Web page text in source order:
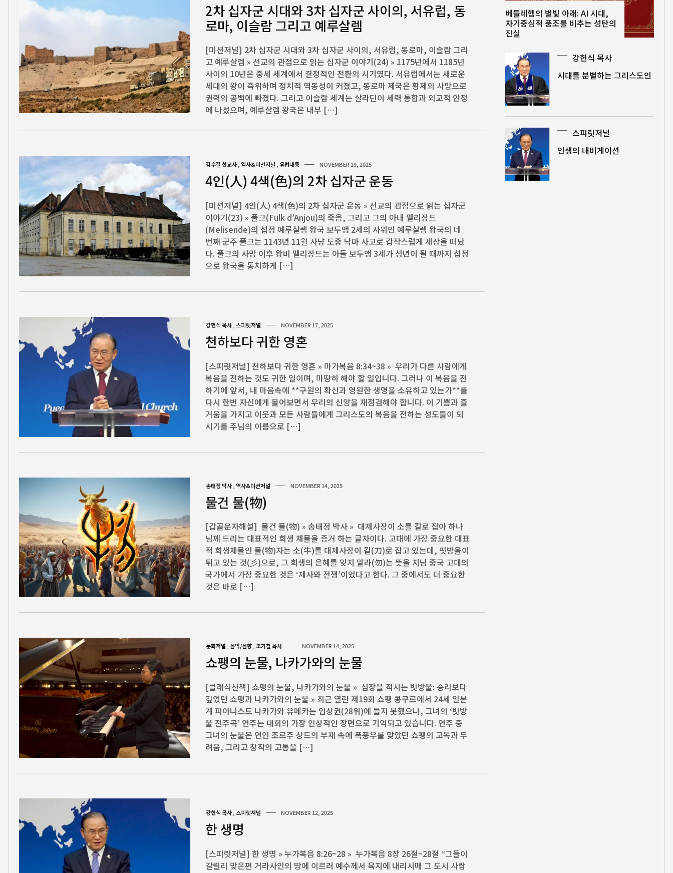
2차 십자군 시대와 3차 십자군 사이의, 서유럽, 동
로마, 이슬람 그리고 예루살렘
[미션저널] 2차 십자군 시대와 3차 십자군 사이의, 서유럽, 동로마, 이슬람 그리
고 예루살렘 » 선교의 관점으로 읽는 십자군 이야기(24) » 1175년에서 1185년
사이의 10년은 중세 세계에서 결정적인 전환의 시기였다. 서유럽에서는 새로운
세대의 왕이 즉위하며 정치적 역동성이 커졌고, 동로마 제국은 황제의 사망으로
권력의 공백에 빠졌다. 그리고 이슬람 세계는 살라딘이 세력 통합과 외교적 안정
에 나섰으며, 예루살렘 왕국은 내부 […]
김수길 선교사,역사&미션저널 ,유럽대륙 NOVEMBER 19, 2025
4인(人) 4색(色)의 2차 십자군 운동
[미션저널] 4인(人) 4색(色)의 2차 십자군 운동 » 선교의 관점으로 읽는 십자군
이야기(23) » 풀크(Fulk d’Anjou)의 죽음, 그리고 그의 아내 멜리장드
(Melisende)의 섭정 예루살렘 왕국 보두앵 2세의 사위인 예루살렘 왕국의 네
번째 군주 풀크는 1143년 11월 사냥 도중 낙마 사고로 갑작스럽게 세상을 떠났
다. 풀크의 사망 이후 왕비 멜리장드는 아들 보두앵 3세가 성년이 될 때까지 섭정
으로 왕국을 통치하게 […]
강헌식 목사 스피릿저널 NOVEMBER 17, 2025
천하보다 귀한 영혼
[스피릿저널] 천하보다 귀한 영혼 » 마가복음 8:34~38 » 우리가 다른 사람에게
복음을 전하는 것도 귀한 일이며, 마땅히 해야 할 일입니다. 그러나 이 복음을 전
하기에 앞서, 내 마음속에 **구원의 확신과 영원한 생명을 소유하고 있는가**를
다시 한번 자신에게 물어보면서 우리의 신앙을 재점검해야 합니다. 이 기쁨과 즐
거움을 가지고 이웃과 모든 사람들에게 그리스도의 복음을 전하는 성도들이 되
시기를 주님의 이름으로 […]
송태정 박사 ,역사&미션저널 NOVEMBER 14, 2025
물건 물(物)
[갑골문자해설] 물건 물(物) » 송태정 박사 » 대제사장이 소를 칼로 잡아 하나
님께 드리는 대표적인 희생 제물을 증거 하는 글자이다. 고대에 가장 중요한 대표
적 희생제물인 물(物)자는 소(牛)를 대제사장이 칼(刀)로 잡고 있는데, 핏방울이
튀고 있는 것(彡)으로, 그 희생의 은혜를 잊지 말라(勿)는 뜻을 지님 중국 고대의
국가에서 가장 중요한 것은 ‘제사와 전쟁’이었다고 한다. 그 중에서도 더 중요한
것은 바로 […]
문화저널 , 음악/음향, 조기칠 목사 NOVEMBER 14, 2025
쇼팽의 눈물, 나카가와의 눈물
[클래식산책] 쇼팽의 눈물, 나카가와의 눈물 » 심장을 적시는 빗방울: 승리보다
깊었던 쇼팽과 나카가와의 눈물 » 최근 열린 제19회 쇼팽 콩쿠르에서 24세 일본
계 피아니스트 나카가와 유메카는 입상권(28위)에 들지 못했으나, 그녀의 ‘빗방
울 전주곡’ 연주는 대회의 가장 인상적인 장면으로 기억되고 있습니다. 연주 중
그녀의 눈물은 연인 조르주 상드의 부재 속에 폭풍우를 맞았던 쇼팽의 고독과 두
려움, 그리고 창작의 고통을 […]
강헌식 목사 스피릿저널 NOVEMBER 12, 2025
한 생명
[스피릿저널] 한 생명 » 누가복음 8:26~28 » 누가복음 8장 26절~28절 “그들이
갈릴리 맞은편 거라사인의 땅에 이르러 예수께서 육지에 내리시매 그 도시 사람
베들레헴의 별빛 아래: AI 시대,
자기중심적 풍조를 비추는 성탄의
진실
강헌식 목사
시대를 분별하는 그리스도인
스피릿저널
인생의 내비게이션